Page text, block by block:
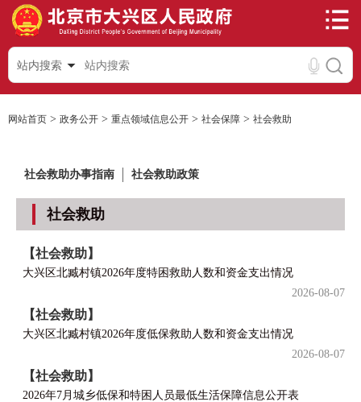
站内搜索
网站首页 > 政务公开 > 重点领域信息公开 > 社会保障 > 社会救助
社会救助办事指南 社会救助政策
社会救助
【社会救助】
大兴区北臧村镇2026年度特困救助人数和资金支出情况
2026-08-07
【社会救助】
大兴区北臧村镇2026年度低保救助人数和资金支出情况
2026-08-07
【社会救助】
2026年7月城乡低保和特困人员最低生活保障信息公开表